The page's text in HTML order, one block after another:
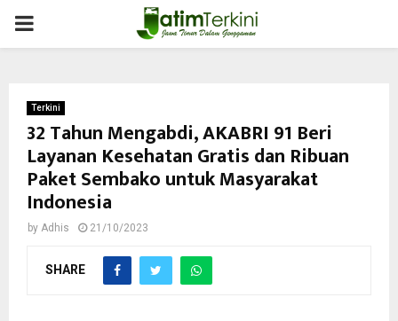
PRIMARY
Terkini
32 Tahun Mengabdi, AKABRI 91 Beri
Layanan Kesehatan Gratis dan Ribuan
Paket Sembako untuk Masyarakat
Indonesia
by Adhis 21/10/2023
SHARE